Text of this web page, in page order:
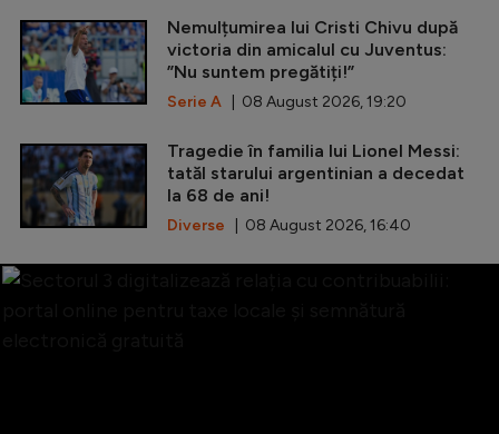
Nemulțumirea lui Cristi Chivu după
victoria din amicalul cu Juventus:
”Nu suntem pregătiți!”
Serie A | 08 August 2026, 19:20
Tragedie în familia lui Lionel Messi:
tatăl starului argentinian a decedat
la 68 de ani!
Diverse | 08 August 2026, 16:40